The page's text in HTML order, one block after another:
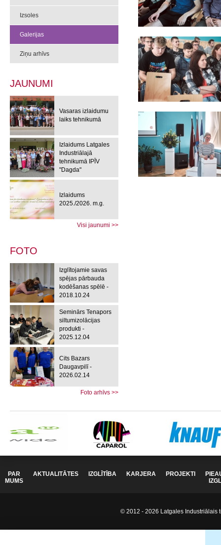
Izsoles
Galerijas
Ziņu arhīvs
JAUNUMI
Vasaras izlaidumu
laiks tehnikumā
Izlaidums Latgales
Industriālajā
tehnikumā IPĪV
"Dagda"
Izlaidums
2025./2026. m.g.
Visi jaunumi >>
FOTO
Izglītojamie savas
spējas pārbauda
kodēšanas spēlē -
2018.10.24
Seminārs Tenapors
siltumizolācijas
produkti -
2025.12.04
Cits Bazars
Daugavpilī -
2026.02.14
Foto arhīvs >>
PAR
MUMS
AKTUALITĀTES IZGLĪTĪBA KARJERA PROJEKTI
© 2012 - 2026 Latgales Industriālais